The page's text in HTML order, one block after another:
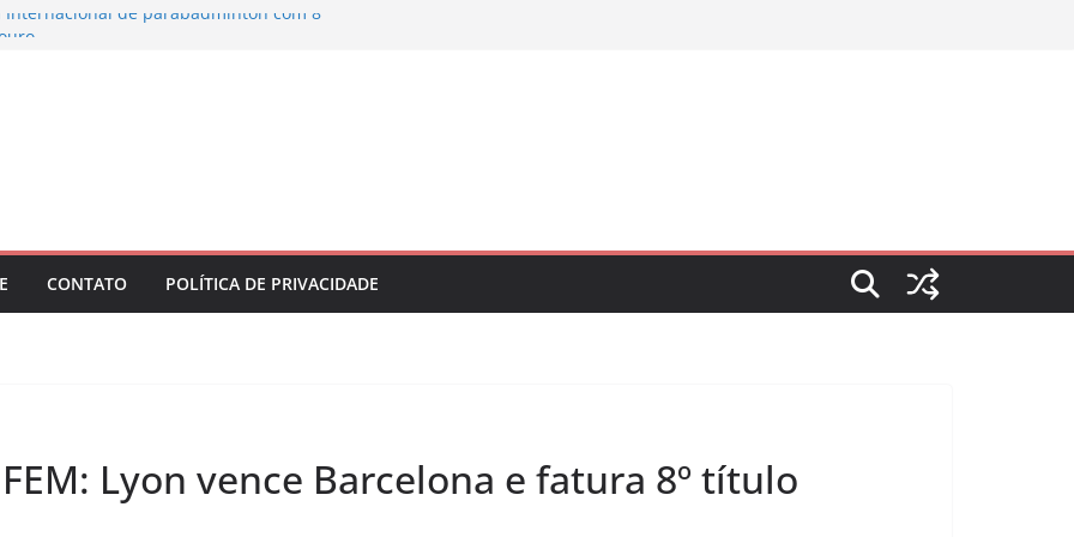
Internacional de parabadminton com 8
Pigossi é campeã na Espanha e volta ao top
abrem oitavas de final da Copa do
CONTATO POLÍTICA DE PRIVACIDADE
FEM: Lyon vence Barcelona e fatura 8º título